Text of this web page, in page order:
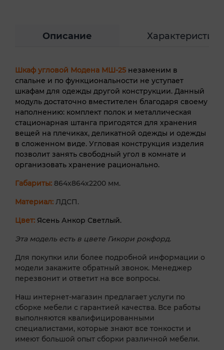
Описание Характеристики
Шкаф угловой Модена МШ-25 незаменим в
спальне и по функциональности не уступает
шкафам для одежды другой конструкции. Данный
модуль достаточно вместителен благодаря своему
наполнению: комплект полок и металлическая
стационарная штанга пригодятся для хранения
вещей на плечиках, деликатной одежды и одежды
в сложенном виде. Угловая конструкция изделия
позволит занять свободный угол в комнате и
организовать хранение рационально.
Габариты: 864х864х2200 мм.
Материал: ЛДСП.
Цвет: Ясень Анкор Светлый.
Эта модель есть в цвете Гикори рокфорд.
Для покупки или более подробной информации о
модели закажите обратный звонок. Менеджер
перезвонит и ответит на все вопросы.
Наш интернет-магазин предлагает услуги по
сборке мебели с гарантией качества. Все работы
выполняются квалифицированными
специалистами, которые знают все тонкости и
имеют большой опыт сборки различной мебели.